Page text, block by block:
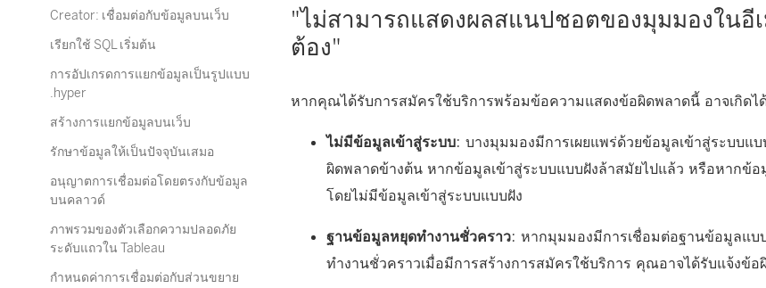
Creator: เชื่อมต่อกับข้อมูลบนเว็บ
เรียกใช้ SQL เริ่มต้น
การอัปเกรดการแยกข้อมูลเป็นรูปแบบ
.hyper
สร้างการแยกข้อมูลบนเว็บ
รักษาข้อมูลให้เป็นปัจจุบันเสมอ
อนุญาตการเชื่อมต่อโดยตรงกับข้อมูล
บนคลาวด์
ภาพรวมของตัวเลือกความปลอดภัย
ระดับแถวใน Tableau
กำหนดค่าการเชื่อมต่อกับส่วนขยาย
"ไม่สามารถแสดงผลสแนปชอตของมุมมองในอี
ต้อง"
หากคุณได้รับการสมัครใช้บริการพร้อมข้อความแสดงข้อผิดพลาดนี้ อาจเกิดไ
ไม่มีข้อมูลเข้าสู่ระบบ: บางมุมมองมีการเผยแพร่ด้วยข้อมูลเข้าสู่ระบบแ
ผิดพลาดข้างต้น หากข้อมูลเข้าสู่ระบบแบบฝังล้าสมัยไปแล้ว หรือหากข้อ
โดยไม่มีข้อมูลเข้าสู่ระบบแบบฝัง
ฐานข้อมูลหยุดทำงานชั่วคราว: หากมุมมองมีการเชื่อมต่อฐานข้อมูลแ
ทำงานชั่วคราวเมื่อมีการสร้างการสมัครใช้บริการ คุณอาจได้รับแจ้งข้